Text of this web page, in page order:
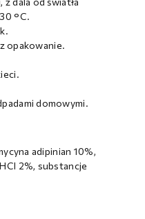
°C.
opakowanie.
domowymi.
adipinian 10%,
2%, substancje